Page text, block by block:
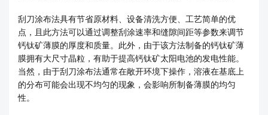
刮刀涂布法具有节省原材料、设备清洗方便、工艺简单的优
点，且此方法可以通过调整刮涂速率和缝隙间距等参数来调节
钙钛矿薄膜的厚度和质量。此外，由于该方法制备的钙钛矿薄
膜拥有大尺寸晶粒，有助于提高钙钛矿太阳电池的发电性能。
当然，由于刮刀涂布法通常在敞开环境下操作，溶液在基底上
的分布可能会出现不均匀的现象，会影响所制备薄膜的均匀
性。